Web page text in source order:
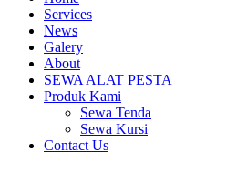
Services
News
Galery
About
SEWA ALAT PESTA
Produk Kami
Sewa Tenda
Sewa Kursi
Contact Us